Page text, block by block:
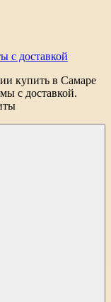
с доставкой
купить в Самаре
с доставкой.